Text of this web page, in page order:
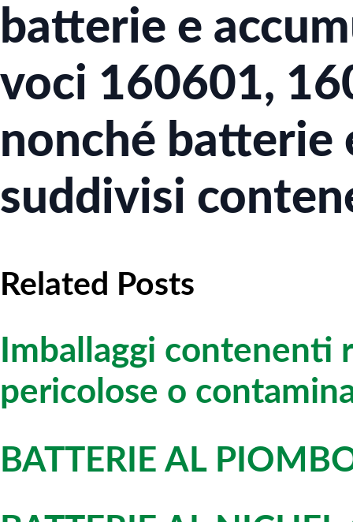
batterie e
voci 160601,
nonché batterie
suddivisi
Related Posts
Imballaggi contenenti
pericolose o
BATTERIE AL